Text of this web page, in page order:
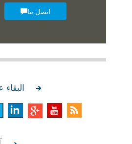
اتصل بنا